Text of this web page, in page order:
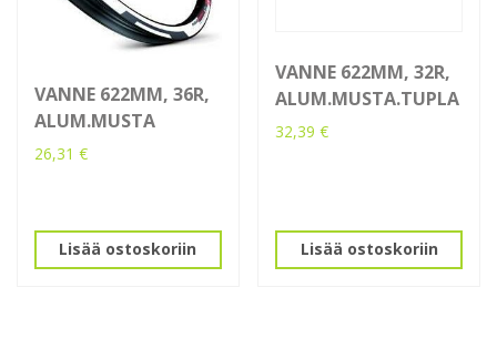
VANNE 622MM, 36R,
ALUM.MUSTA
26,31 €
Lisää ostoskoriin
VANNE 622MM, 32R,
ALUM.MUSTA.TUPLA
32,39€
Lisää ostoskoriin